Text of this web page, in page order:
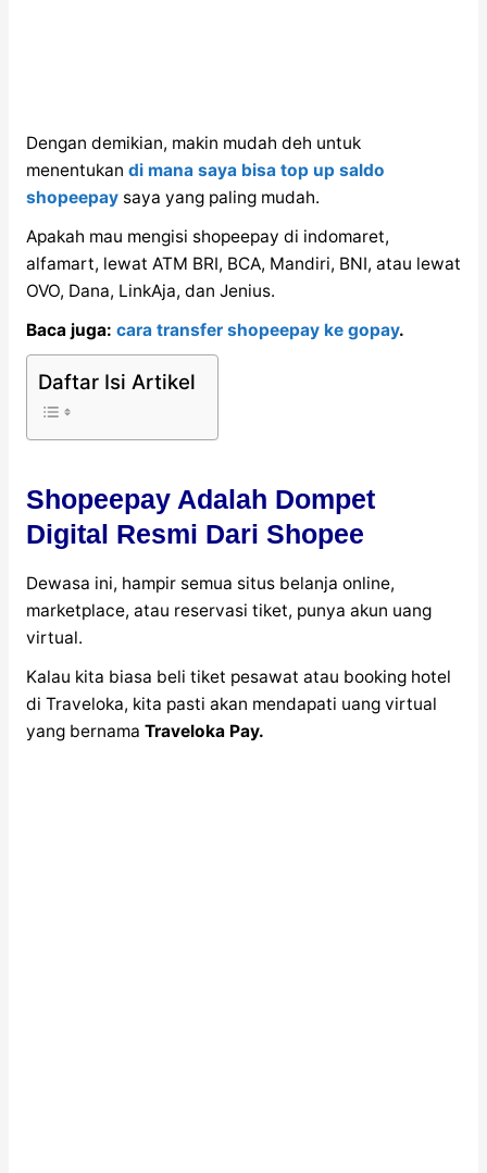
Dengan demikian, makin mudah deh untuk
menentukan di mana saya bisa top up saldo
shopeepaysaya yang paling mudah.
Apakah mau mengisi shopeepay di indomaret,
alfamart, lewat ATM BRI, BCA, Mandiri, BNI, atau lewat
OVO, Dana, LinkAja, dan Jenius.
Baca juga: cara transfer shopeepay ke gopay.
Daftar Isi Artikel
Shopeepay Adalah Dompet
Digital Resmi Dari Shopee
Dewasa ini, hampir semua situs belanja online,
marketplace, atau reservasi tiket, punya akun uang
virtual.
Kalau kita biasa beli tiket pesawat atau booking hotel
di Traveloka, kita pasti akan mendapati uang virtual
yang bernama Traveloka Pay.